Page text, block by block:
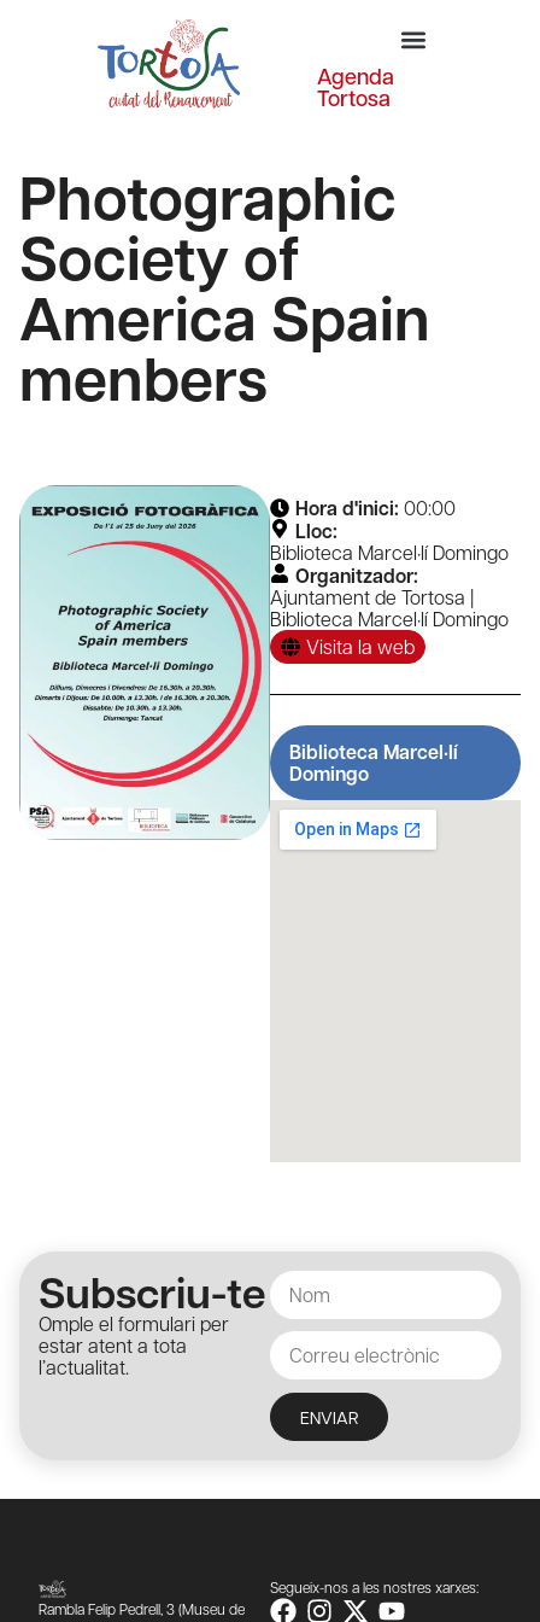
Agenda
Tortosa
Photographic
Society of
America Spain
menbers
Hora d'inici: 00:00
Lloc:
Biblioteca Marcel·lí Domingo
Organitzador:
Ajuntament de Tortosa |
Biblioteca Marcel·lí Domingo
Visita la web
Biblioteca Marcel·lí
Domingo
Subscriu-te
Omple el formulari per
estar atent a tota
l’actualitat.
ENVIAR
Rambla Felip Pedrell, 3 (Museu de
Segueix-nos a les nostres xarxes: